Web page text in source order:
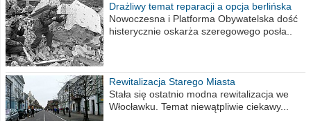
Drażliwy temat reparacji a opcja berlińska
Nowoczesna i Platforma Obywatelska dość
histerycznie oskarża szeregowego posła..
Rewitalizacja Starego Miasta
Stała się ostatnio modna rewitalizacja we
Włocławku. Temat niewątpliwie ciekawy...